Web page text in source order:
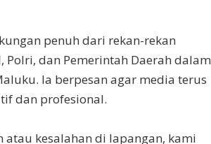
penuh dari rekan-rekan
dan Pemerintah Daerah dalam
Ia berpesan agar media terus
dan profesional.
atau kesalahan di lapangan, kami